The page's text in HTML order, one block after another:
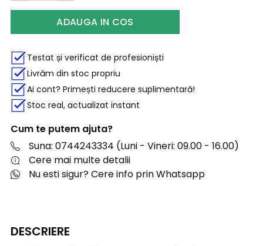
ADAUGA IN COS
Testat și verificat de profesioniști
Livrăm din stoc propriu
Ai cont? Primești reducere suplimentară!
Stoc real, actualizat instant
Cum te putem ajuta?
Suna: 0744243334 (Luni - Vineri: 09.00 - 16.00)
Cere mai multe detalii
Nu esti sigur? Cere info prin Whatsapp
DESCRIERE